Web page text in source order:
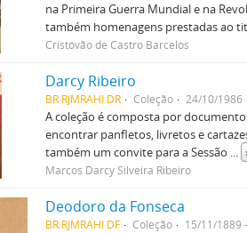
na Primeira Guerra Mundial e na
também homenagens prestadas ao
Cristóvão de Castro Barcelos
Darcy Ribeiro
BR RJMRAHI DR Coleção 24/10/1986
A coleção é composta por
encontrar panfletos, livretos e
também um convite para a Sessão ...
Marcos Darcy Silveira Ribeiro
Deodoro da Fonseca
BR RJMRAHI DF Coleção 15/11/1889